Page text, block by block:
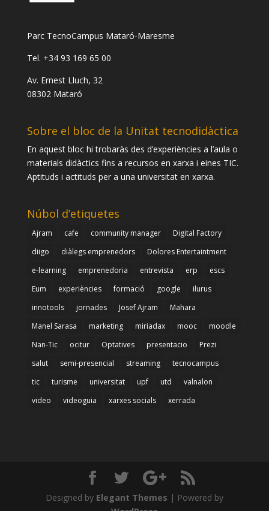
Parc TecnoCampus Mataró-Maresme
Tel. +34 93 169 65 00
Av. Ernest Lluch, 32
08302 Mataró
Sobre el bloc de la Unitat tecnodidàctica
En aquest bloc hi trobaràs des d’experiències a l’aula o
materials didàctics fins a recursos en xarxa i eines TIC.
Aptituds i actituds per a una universitat en xarxa.
Núbol d’etiquetes
Ajram cafe community manager
Digital Factory
diigo
diàlegs emprenedors
Dolores Entertaintment
e-learning
emprenedoria entrevista erp
escs
Eum
experiències formació google
ilurus
innotools
jornades Josef Ajram
Mahara
Manel Sarasa
marketing miriadax mooc
moodle
Nan-Tic
ocitur Optatives presentacio
Prezi
salut
semi-presencial streaming
tecnocampus
tic
turisme universitat upf utd
valnalon
video
videoguia xarxes socials xerrada
Designed by Elegant Themes | Powered by